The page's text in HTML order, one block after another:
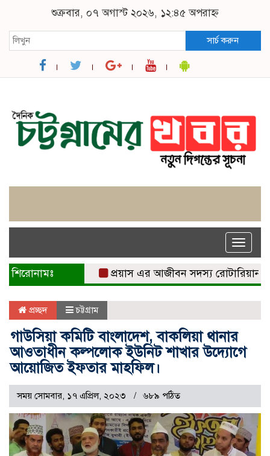
শুক্রবার, ০৭ অগাস্ট ২০২৬, ১২:৪৫ অপরাহ্ন
সার্চ করুন
Toggle
শিরোনামঃ প্রয়াস এর আজীবন সদস্য রোটারিয়ান
প্রচ্ছদ চট্টগ্রাম
গাউসিয়া কমিটি বাংলাদেশ, বাকলিয়া থানার
আওতাধীন কল্পলোক ইউনিট শাখার উদ্যোগে
আয়োজিত ইফতার মাহফিল।
সময় সোমবার, ১৭ এপ্রিল, ২০২৩ ৬৮৯ পঠিত